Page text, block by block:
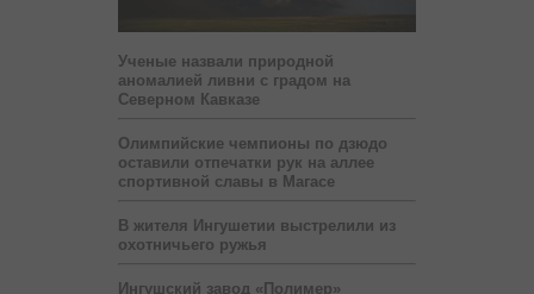
Ученые назвали природной
аномалией ливни с градом на
Северном Кавказе
Олимпийские чемпионы по дзюдо
оставили отпечатки рук на аллее
спортивной славы в Магасе
В жителя Ингушетии выстрелили из
охотничьего ружья
Ингушский завод «Полимер»